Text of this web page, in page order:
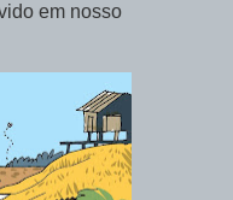
em nosso